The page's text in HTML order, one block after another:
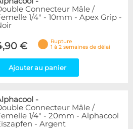
Connecteur Mâle /
1/4" - 10mm - Apex Grip -
€
Rupture
1 à 2 semaines de délai
Ajouter au panier
-
Connecteur Mâle /
1/4" - 20mm - Alphacool
- Argent